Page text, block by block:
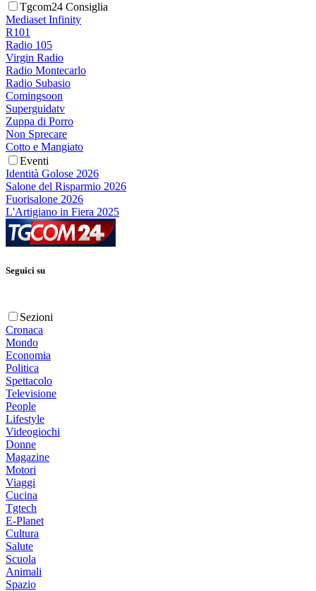
Tgcom24 Consiglia
Mediaset Infinity
R101
Radio 105
Virgin Radio
Radio Montecarlo
Radio Subasio
Comingsoon
Superguidatv
Zuppa di Porro
Non Sprecare
Cotto e Mangiato
Eventi
Identità Golose 2026
Salone del Risparmio 2026
Fuorisalone 2026
L'Artigiano in Fiera 2025
Seguici su
Sezioni
Cronaca
Mondo
Economia
Politica
Spettacolo
Televisione
People
Lifestyle
Videogiochi
Donne
Magazine
Motori
Viaggi
Cucina
Tgtech
E-Planet
Cultura
Salute
Scuola
Animali
Spazio